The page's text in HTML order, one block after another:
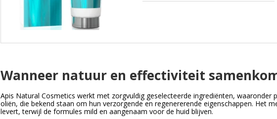
Wanneer natuur en effectiviteit
Apis Natural Cosmetics werkt met zorgvuldig geselecteerde ingrediënten, waaronder
oliën, die bekend staan om hun verzorgende en regenererende eigenschappen. Het
levert, terwijl de formules mild en aangenaam voor de huid blijven.